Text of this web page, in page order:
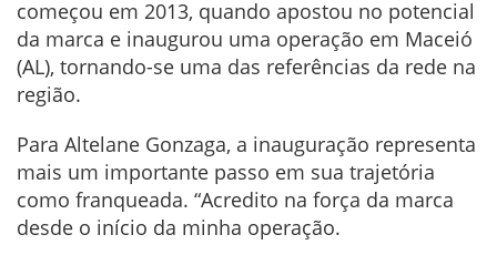
começou em 2013, quando apostou no potencial
da marca e inaugurou uma operação em Maceió
(AL), tornando-se uma das referências da rede na
região.
Para Altelane Gonzaga, a inauguração representa
mais um importante passo em sua trajetória
como franqueada. “Acredito na força da marca
desde o início da minha operação.